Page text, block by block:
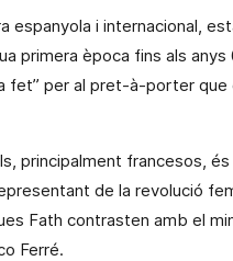
espanyola i internacional,
primera època fins als anys
fet” per al pret-à-porter que
principalment francesos,
de la revolució
Fath contrasten amb el
Ferré.